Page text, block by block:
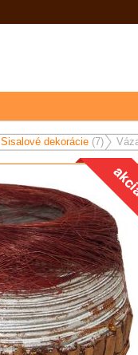
Sisalové dekorácie (7)